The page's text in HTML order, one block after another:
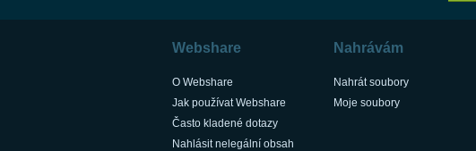
Webshare
O Webshare
Jak používat Webshare
Často kladené dotazy
Nahlásit nelegální obsah
Nahrávám
Nahrát soubory
Moje soubory